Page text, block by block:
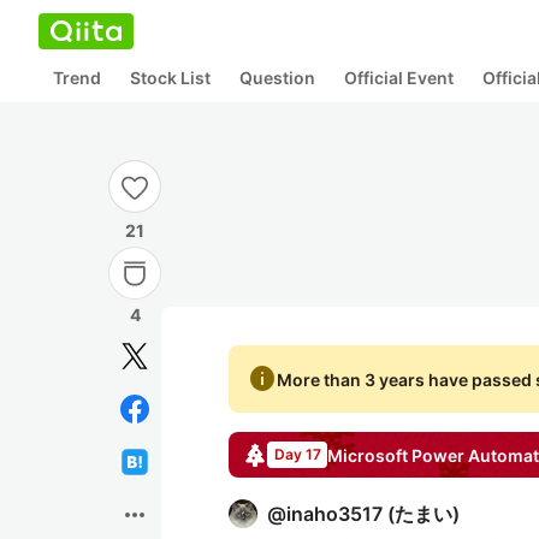
Trend Stock List Question Official Event
21
4
more_horiz
infoMore than 3 years have passed
Day 17 Microsoft Power
@inaho3517 (たまい)